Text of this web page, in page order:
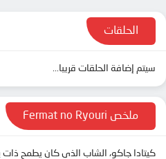
الحلقات
سيتم إضافة الحلقات قريبا...
ملخص Fermat no Ryouri
كيتادا جاكو، الشاب الذي كان يطمح